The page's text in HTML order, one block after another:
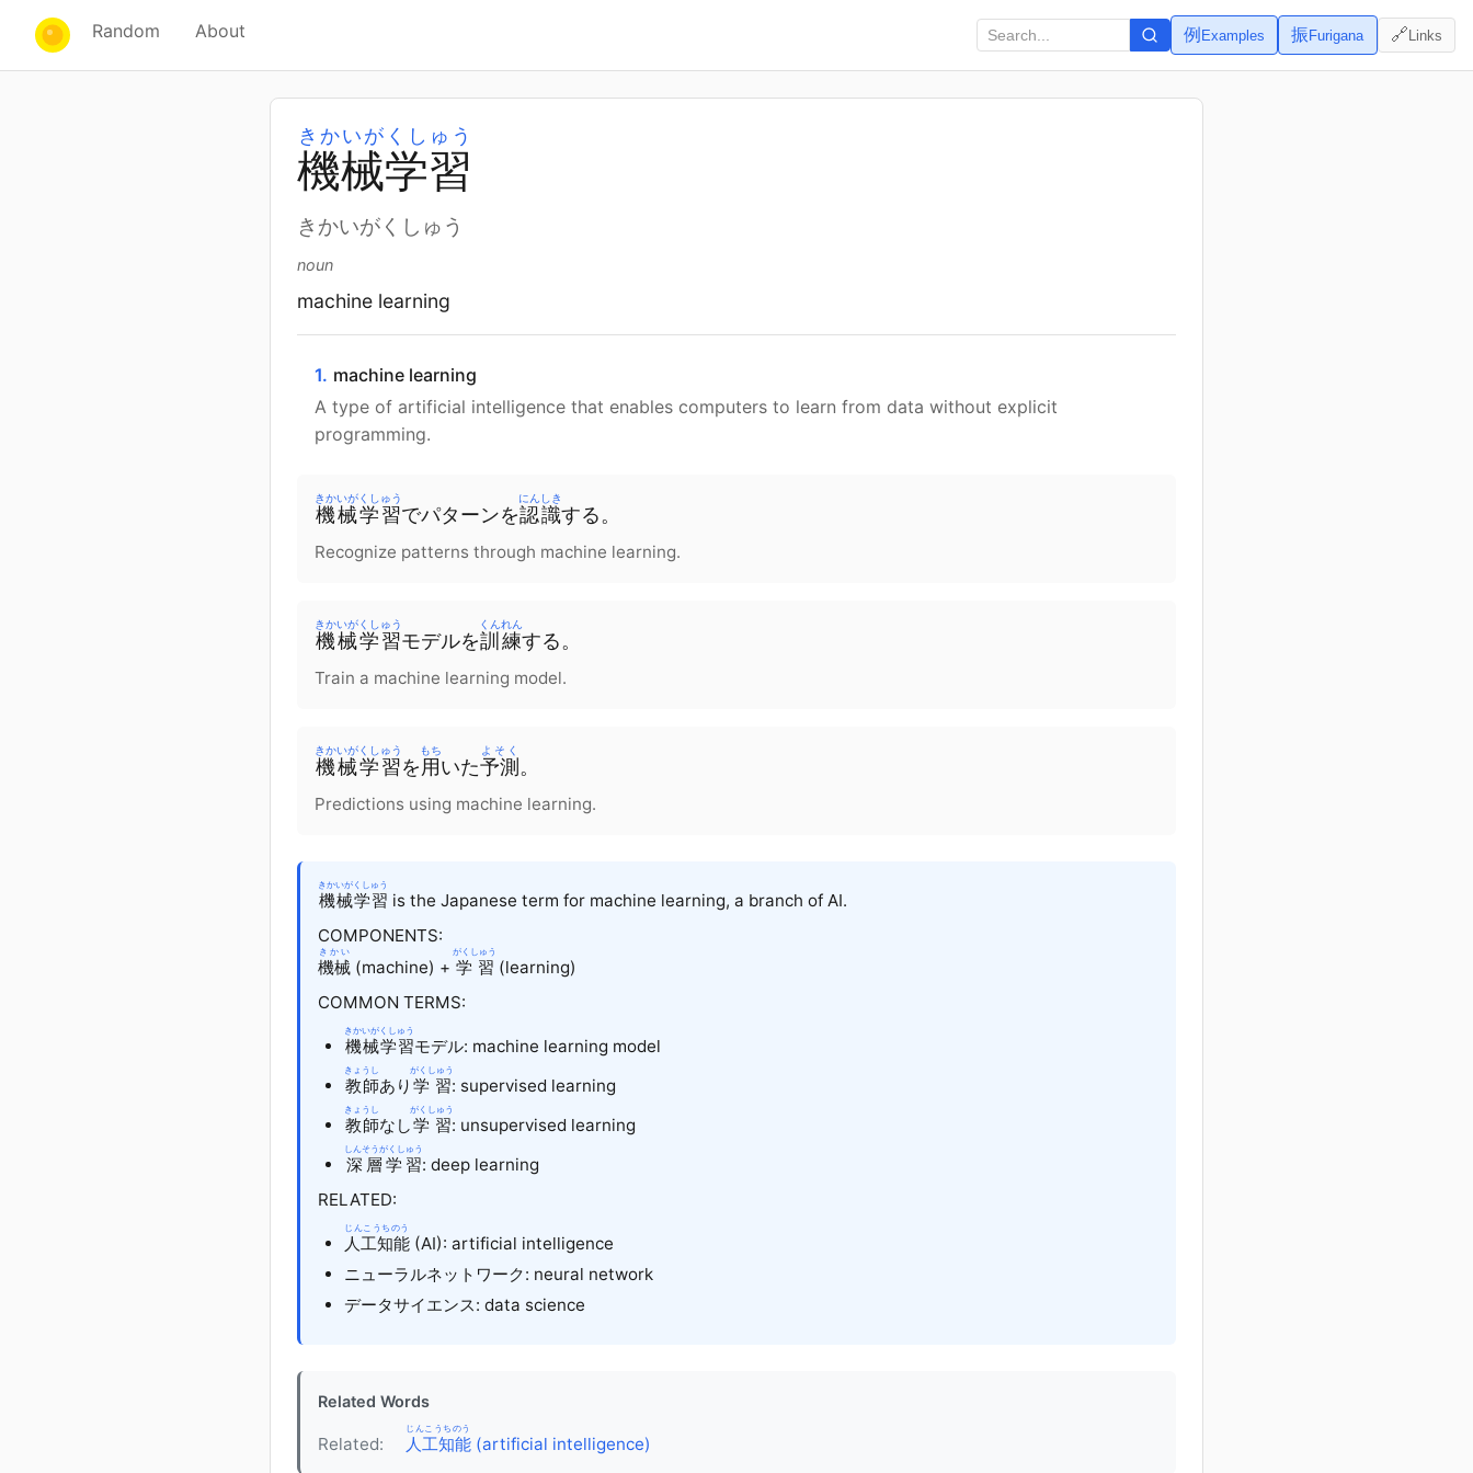
Random About 例 Examples 振Furigana 🔗Links
機械学習
きかいがくしゅう
きかいがくしゅう
noun
machine learning
1. machine learning
A type of artificial intelligence that enables computers to learn from data without explicit
programming.
機械学習
きかいがくしゅう
でパターンを認識
にんしき
する。
Recognize patterns through machine learning.
機械学習
きかいがくしゅう
モデルを訓練
くんれん
する。
Train a machine learning model.
機械学習
きかいがくしゅう
を用
もち
いた予測
よそく
。
Predictions using machine learning.
機械学習
きかいがくしゅう
is the Japanese term for machine learning, a branch of AI.
COMPONENTS:
機械
きかい
(machine) + 学習
がくしゅう
(learning)
COMMON TERMS:
機械学習
きかいがくしゅう
モデル: machine learning model
教師
きょうし
あり 学習
がくしゅう
: supervised learning
教師
きょうし
なし学習
がくしゅう
: unsupervised learning
深層学習
しんそうがくしゅう
: deep learning
RELATED:
人工知能
じんこうちのう
(AI): artificial intelligence
ニューラルネットワーク: neural network
データサイエンス: data science
Related Words
Related: 人工知能
じんこうちのう
(artificial intelligence)